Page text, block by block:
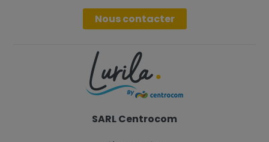
Nous contacter
SARL Centrocom